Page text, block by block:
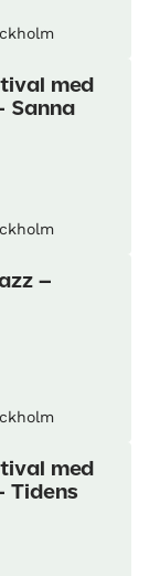
med
Sanna
–
med
Tidens